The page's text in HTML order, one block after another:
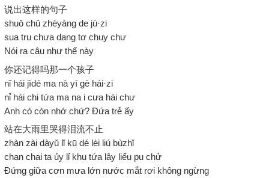
说出这样的句子
shuō chū zhèyàng de jù·zi
sua tru chưa dang tơ chuy chư
Nói ra câu như thế này
你还记得吗那一个孩子
nǐ hái jìdé ma nà yī gè hái·zi
nỉ hái chi tứa ma na i cưa hái chư
Anh có còn nhớ chứ? Đứa trẻ ấy
站在大雨里哭得泪流不止
zhàn zài dàyǔ lǐ kū dé lèi liú bùzhǐ
chan chai ta ủy lỉ khu tứa lây liếu pu chử
Đứng giữa cơn mưa lớn nước mắt rơi không ngừng